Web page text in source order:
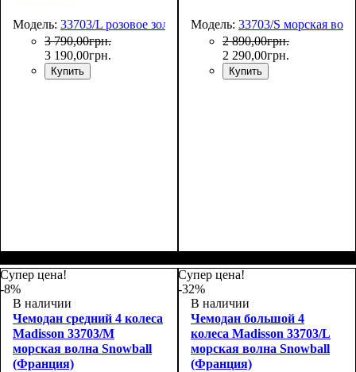
Модель: 33703/L розовое золото
3 790,00грн.
3 190,00грн.
Купить
75х50х30
Модель: 33703/S морская
2 890,00грн.
2 290,00грн.
Купить
55х36х20
Супер цена!
-8%
В наличии
Чемодан средний 4 колеса
Madisson 33703/M
морская волна Snowball
(Франция)
Супер цена!
-32%
В наличии
Чемодан большой 4
колеса Madisson 33703/L
морская волна Snowball
(Франция)